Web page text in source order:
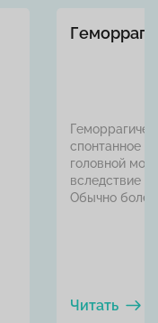
спонтанное
головной
вследствие
Обычно
Читать